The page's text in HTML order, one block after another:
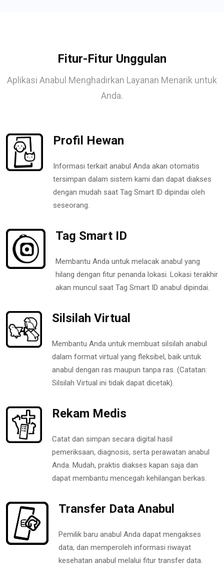
Fitur-Fitur Unggulan
Aplikasi Anabul Menghadirkan Layanan Menarik untuk
Anda.
Profil Hewan
Informasi terkait anabul Anda akan otomatis
tersimpan dalam sistem kami dan dapat diakses
dengan mudah saat Tag Smart ID dipindai oleh
seseorang.
Tag Smart ID
Membantu Anda untuk melacak anabul yang
hilang dengan fitur penanda lokasi. Lokasi terakhir
akan muncul saat Tag Smart ID anabul dipindai.
Silsilah Virtual
Membantu Anda untuk membuat silsilah anabul
dalam format virtual yang fleksibel, baik untuk
anabul dengan ras maupun tanpa ras. (Catatan:
Silsilah Virtual ini tidak dapat dicetak).
Rekam Medis
Catat dan simpan secara digital hasil
pemeriksaan, diagnosis, serta perawatan anabul
Anda. Mudah, praktis diakses kapan saja dan
dapat membantu mencegah kehilangan berkas.
Transfer Data Anabul
Pemilik baru anabul Anda dapat mengakses
data, dan memperoleh informasi riwayat
kesehatan anabul melalui fitur transfer data.